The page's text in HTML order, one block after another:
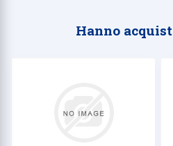
Hanno